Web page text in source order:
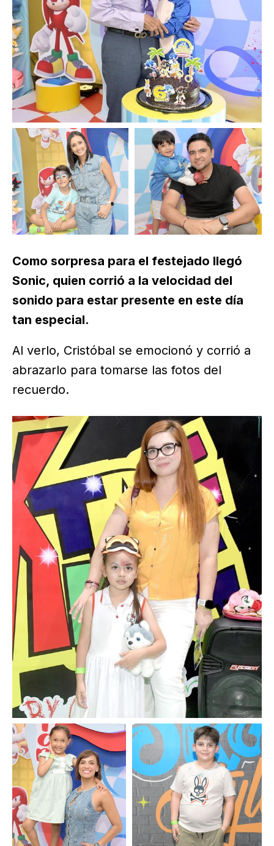
Como sorpresa para el festejado llegó
Sonic, quien corrió a la velocidad del
sonido para estar presente en este día
tan especial.
Al verlo, Cristóbal se emocionó y corrió a
abrazarlo para tomarse las fotos del
recuerdo.